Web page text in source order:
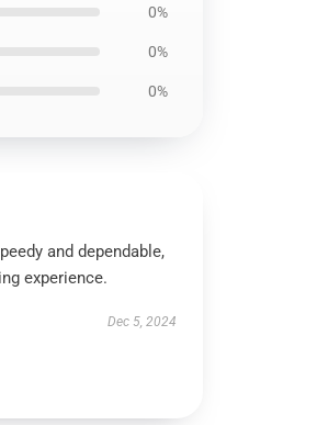
0%
0%
0%
and dependable,
experience.
Dec 5, 2024